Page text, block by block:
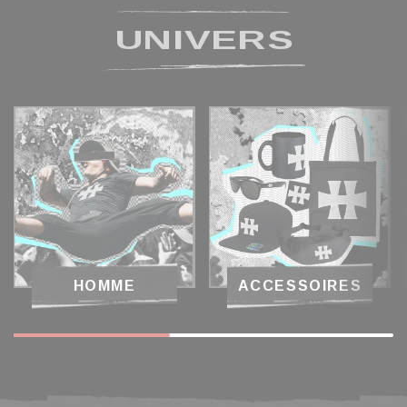
UNIVERS
HOMME ACCESSOIRES